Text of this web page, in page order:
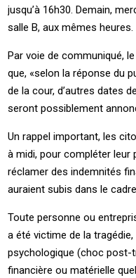
jusqu’à 16h30. Demain,
salle B, aux mêmes heures.
Par voie de communiqué,
que, «selon la réponse du
de la cour, d’autres dates
seront possiblement
Un rappel important, les
à midi, pour compléter leur
réclamer des indemnités
auraient subis dans le
Toute personne ou
a été victime de la
psychologique (choc post-
financière ou matérielle